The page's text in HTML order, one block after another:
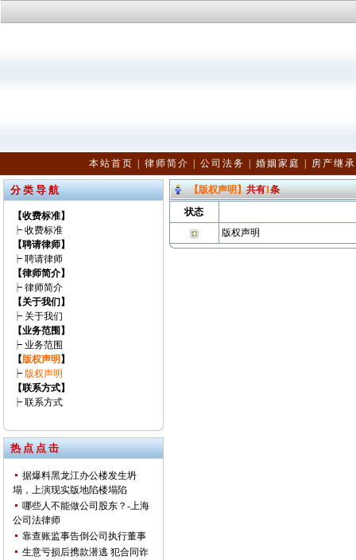
本站首页 律师简介 公司法务 婚姻家庭 房产继承
分 类 导 航
【收费标准】
┝ 收费标准
【聘请律师】
┝ 聘请律师
【律师简介】
┝ 律师简介
【关于我们】
┝ 关于我们
【业务范围】
┝ 业务范围
【版权声明 】
┝ 版权声明
【联系方式】
┝ 联系方式
热 点 点 击
据爆料黑龙江办公楼发生坍
塌，上演现实版地陷楼塌陷
哪些人不能做公司股东？-上海
公司法律师
靠查账监事告倒公司执行董事
生意亏损后携款潜逃 犯合同诈
【版权声明】共有1条
状态
版权声明